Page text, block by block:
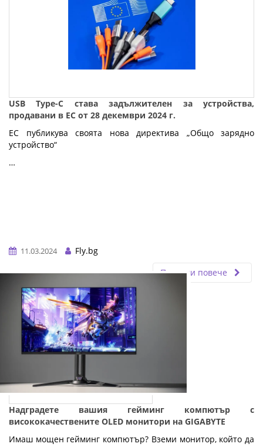
USB Type-C става задължителен за устройства,
продавани в ЕС от 28 декември 2024 г.
ЕС публикува своята нова директива „Общо зарядно
устройство“
…
11.03.2024
Fly.bg
Прочети повече
Надградете вашия гейминг компютър с
висококачествените OLED монитори на GIGABYTE
Имаш мощен гейминг компютър? Вземи монитор, който да